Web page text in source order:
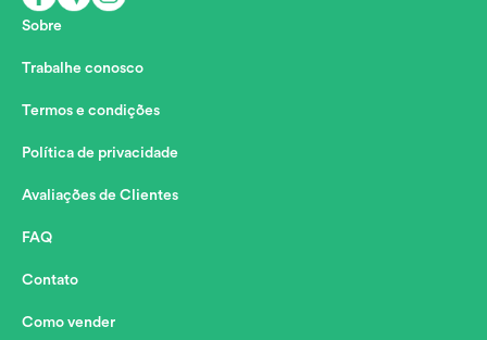
Sobre
Trabalhe conosco
Termos e condições
Política de privacidade
Avaliações de Clientes
FAQ
Contato
Como vender